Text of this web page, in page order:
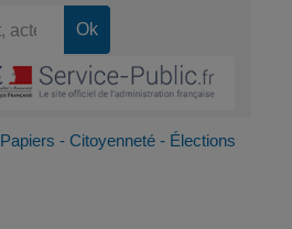
Papiers - Citoyenneté - Élections